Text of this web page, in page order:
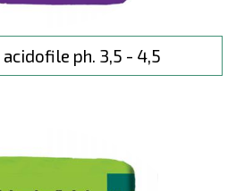
acidofile ph. 3,5 - 4,5